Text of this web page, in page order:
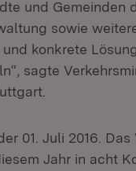
und Gemeinden
sowie
konkrete
sagte
01. Juli 2016.
Jahr in acht